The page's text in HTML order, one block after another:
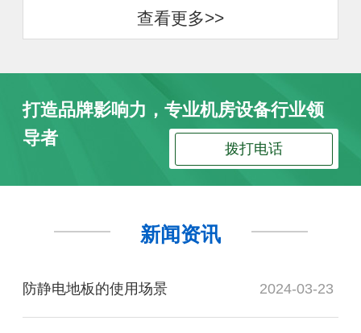
查看更多>>
打造品牌影响力，专业机房设备行业领
导者
拨打电话
新闻资讯
防静电地板的使用场景 2024-03-23